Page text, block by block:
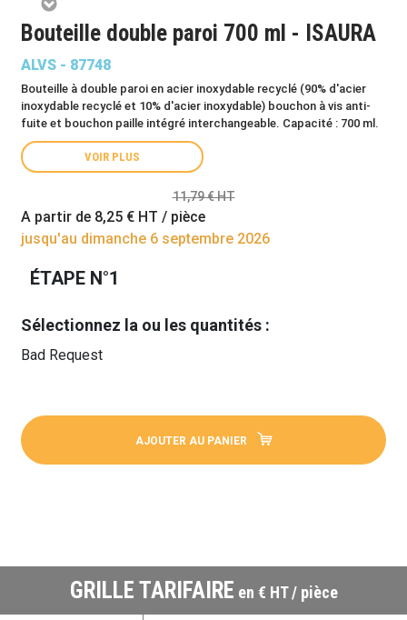
Bouteille double paroi 700 ml - ISAURA
ALVS - 87748
Bouteille à double paroi en acier inoxydable recyclé (90% d'acier
inoxydable recyclé et 10% d'acier inoxydable) bouchon à vis anti-
fuite et bouchon paille intégré interchangeable. Capacité : 700 ml.
VOIR PLUS
11,79 € HT
A partir de 8,25 € HT / pièce
jusqu'au dimanche 6 septembre 2026
ÉTAPE N°1
Sélectionnez la ou les quantités :
Bad Request
AJOUTER AU PANIER
GRILLE TARIFAIRE en € HT / pièce